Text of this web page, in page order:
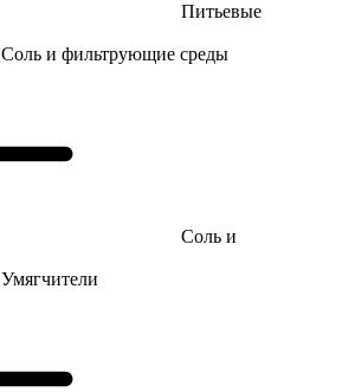
Питьевые
Соль и фильтрующие среды
Соль и
Умягчители